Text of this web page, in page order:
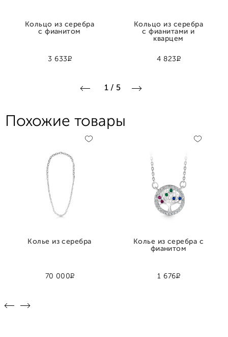
3 633Р
Кольцо из серебра
с фианитом
4 823Р
Кольцо из серебра
с фианитами и
кварцем
1 / 5
Похожие товары
70 000Р
Колье из серебра
1 676Р
Колье из серебра с
фианитом